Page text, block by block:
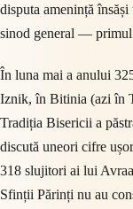
disputa amenință
sinod general —
În luna mai a anului
Iznik, în Bitinia (azi în
Tradiția Bisericii a
discută uneori cifre
318 slujitori ai lui
Sfinții Părinți nu au